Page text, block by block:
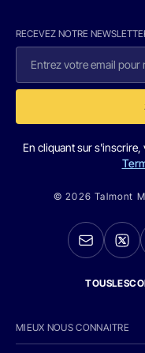
RECEVEZ NOTRE
En cliquant sur
© 2026 Talmont
MIEUX NOUS CONNAITRE